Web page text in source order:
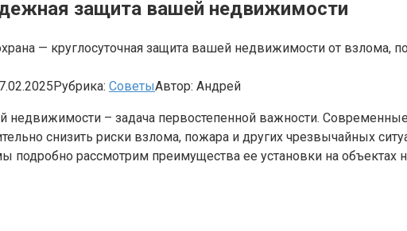
защита вашей недвижимости
— круглосуточная защита вашей недвижимости от взлома,
Рубрика: СоветыАвтор: Андрей
недвижимости – задача первостепенной важности.
снизить риски взлома, пожара и других чрезвычайных
подробно рассмотрим преимущества ее установки на объектах